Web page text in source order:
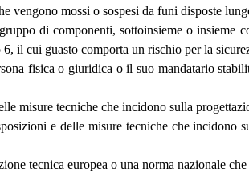
vengono mossi o sospesi da funi disposte
di componenti, sottoinsieme o
il cui guasto comporta un rischio per la
fisica o giuridica o il suo mandatario
misure tecniche che incidono sulla
e delle misure tecniche che incidono
tecnica europea o una norma nazionale